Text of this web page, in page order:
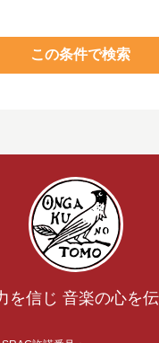
この条件で検索
を信じ 音楽の心を